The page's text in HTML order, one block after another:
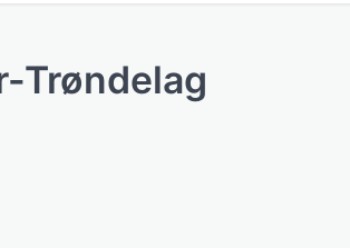
Trøndelag